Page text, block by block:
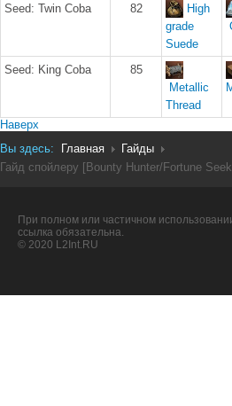
Seed: Twin Coba 82
High
grade
Suede
Seed: King Coba
85
Metallic
Thread
Наверх
Вы здесь: Главная
Гайды
Гайд спойлеру [Bounty Hunter/Fortune
При полном или частичном
ссылка обязательна.
© 2020 L2Int.RU